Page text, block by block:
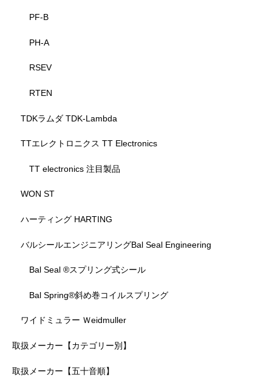
PF-B
PH-A
RSEV
RTEN
TDKラムダ TDK-Lambda
TTエレクトロニクス TT Electronics
TT electronics 注目製品
WON ST
ハーティング HARTING
バルシールエンジニアリングBal Seal Engineering
Bal Seal ®スプリング式シール
Bal Spring®斜め巻コイルスプリング
ワイドミュラー Ｗeidmuller
取扱メーカー【カテゴリー別】
取扱メーカー【五十音順】